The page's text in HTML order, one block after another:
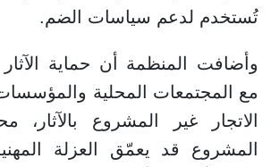
تُستخدم لدعم سياسات الضم.
وأضافت المنظمة أن حماية الآثار
مع المجتمعات المحلية
الاتجار غير المشروع
المشروع قد يعمّق العزلة